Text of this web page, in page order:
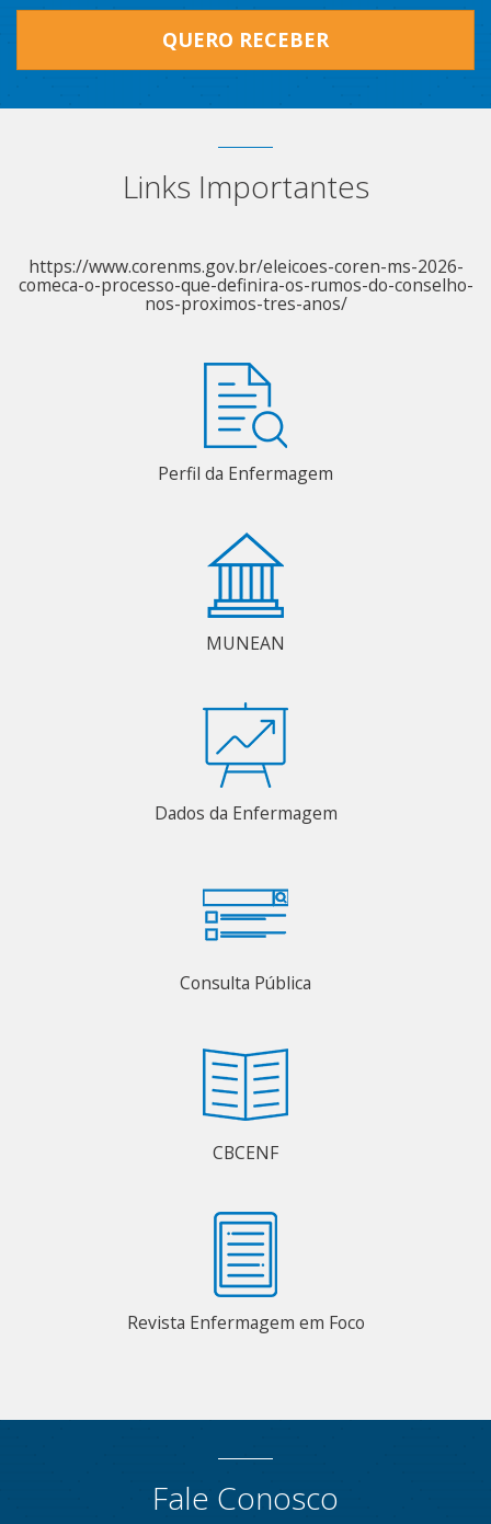
QUERO RECEBER
Links Importantes
https://www.corenms.gov.br/eleicoes-coren-ms-2026-
comeca-o-processo-que-definira-os-rumos-do-conselho-
nos-proximos-tres-anos/
Perfil da Enfermagem
MUNEAN
Dados da Enfermagem
Consulta Pública
CBCENF
Revista Enfermagem em Foco
Fale Conosco